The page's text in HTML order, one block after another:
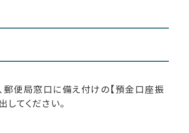
便局窓口に備え付けの【預金口座振
てください。